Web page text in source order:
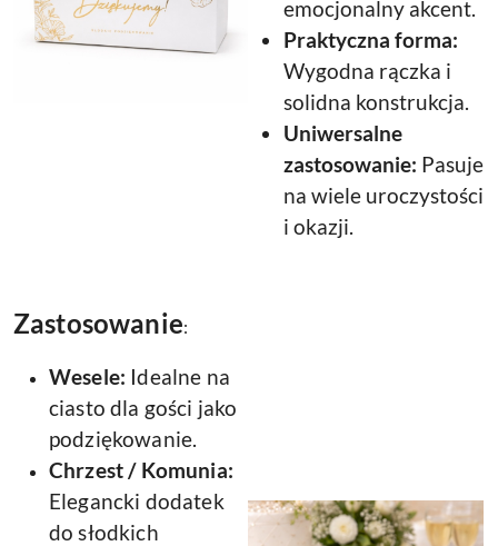
emocjonalny akcent.
Praktyczna forma:
Wygodna rączka i
solidna konstrukcja.
Uniwersalne
zastosowanie: Pasuje
na wiele uroczystości
i okazji.
Zastosowanie:
Wesele: Idealne na
ciasto dla gości jako
podziękowanie.
Chrzest / Komunia:
Elegancki dodatek
do słodkich